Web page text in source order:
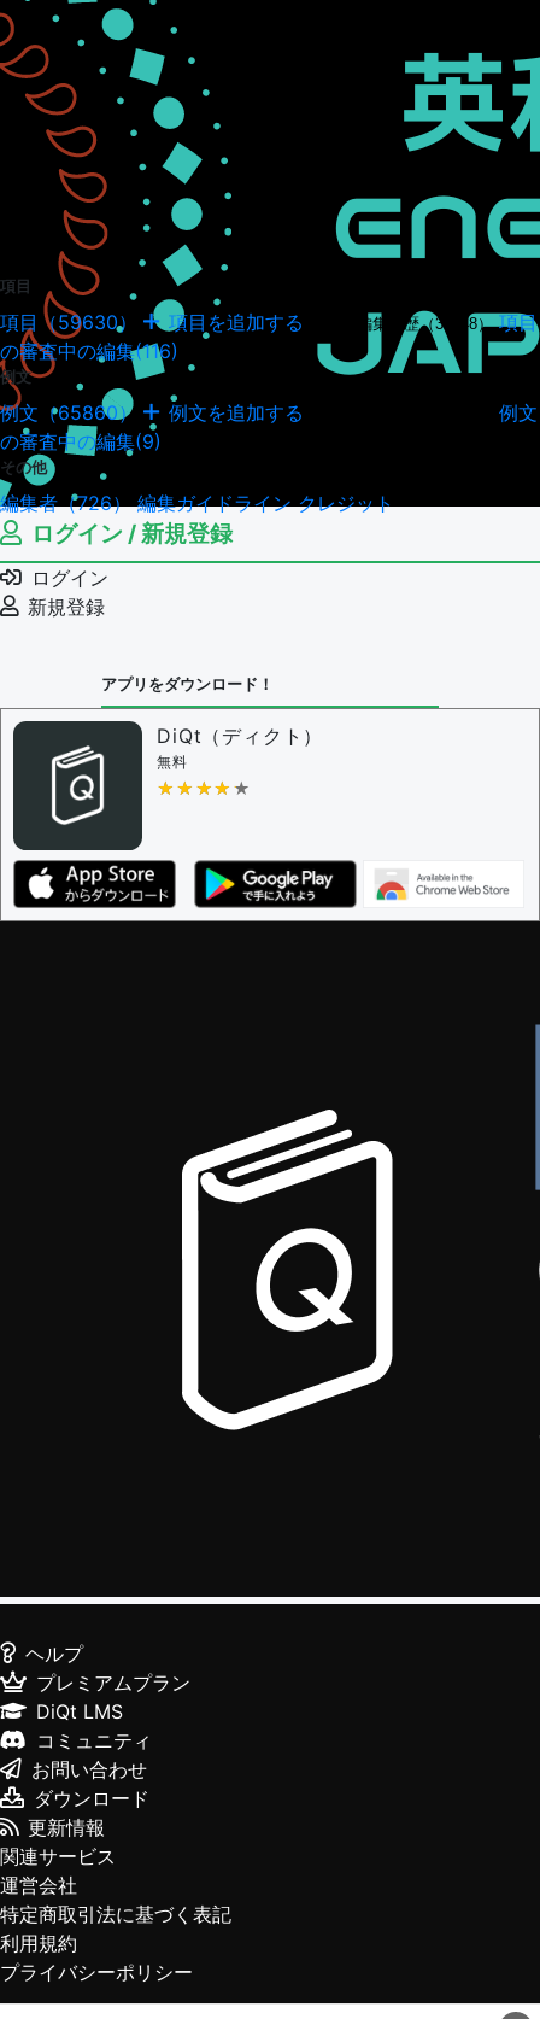
項目
項目（59630） 項目を追加する 項目の編集履歴（34948） 項目
の審査中の編集(116)
例文
例文（65860） 例文を追加する
例文
の審査中の編集(9)
その他
編集者（726）編集ガイドラインクレジット
ログイン / 新規登録
ログイン
新規登録
アプリをダウンロード！
DiQt（ディクト）
無料
★★★★★
★★★★★
ヘルプ
プレミアムプラン
DiQt LMS
コミュニティ
お問い合わせ
ダウンロード
更新情報
関連サービス
運営会社
特定商取引法に基づく表記
利用規約
プライバシーポリシー